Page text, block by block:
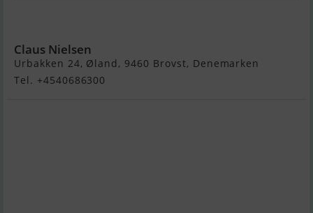
Claus Nielsen
Urbakken 24, Øland, 9460 Brovst, Denemarken
Tel. +4540686300